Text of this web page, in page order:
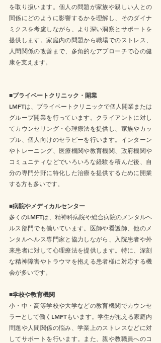
を取り扱います。個人の問題が家族や親しい人との
関係にどのように影響するかを理解し、そのダイナ
ミクスを考慮しながら、より深い洞察とサポートを
提供します。家庭内の問題から職場でのストレス、
人間関係の改善まで、多角的なアプローチで心の健
康を支えます。
■プライベートクリニック・開業
LMFTは、プライベートクリニックで個人開業または
グループ開業を行っています。クライアントに対し
てカウンセリング・心理療法を提供し、家族やカッ
プル、個人向けのセラピーを行います。インターン
やトレーニング、医療機関や教育機関、政府機関や
コミュニティなどでいろいろな経験を積んだ後、自
分の専門分野に特化した治療を提供するために開業
する方も多いです。
■病院やメディカルセンター
多くのLMFTは、精神科病院や総合病院のメンタルヘ
ルス部門でも働いています。医師や看護師、他のメ
ンタルヘルス専門家と協力しながら、入院患者や外
来患者に対して心理療法を提供します。特に、深刻
な精神障害やトラウマを抱える患者様に対応する機
会が多いです。
■学校や教育機関
小・中・高等学校や大学などの教育機関でカウンセ
ラーとして働くLMFTもいます。学生が抱える家庭内
問題や人間関係の悩み、学業上のストレスなどに対
してサポートを行います。また、親や教職員へのコ